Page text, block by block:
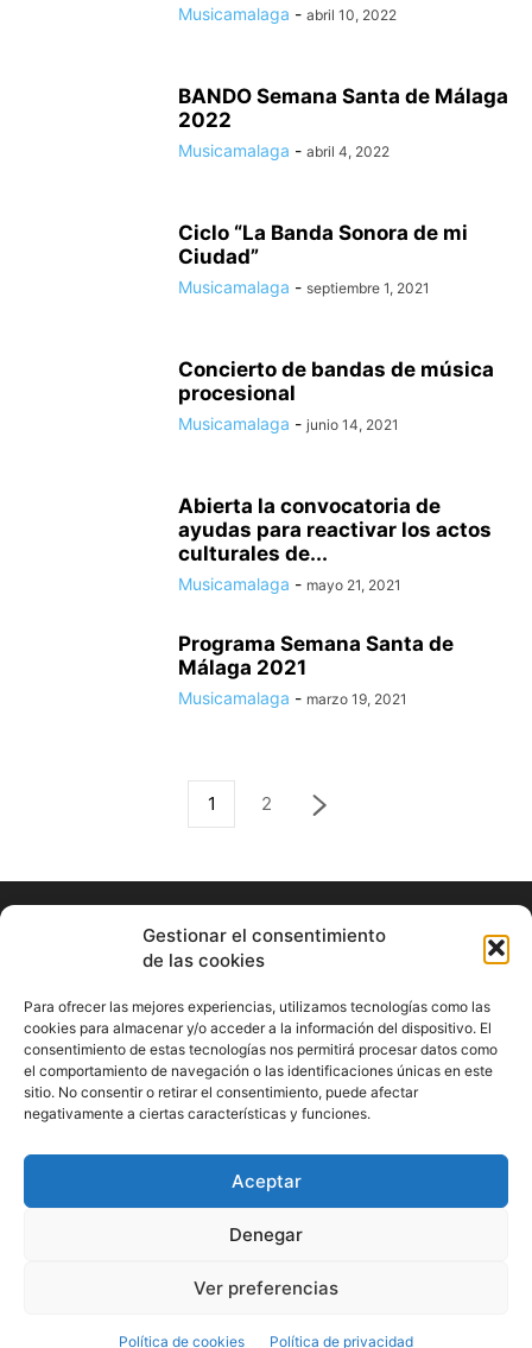
Gestionar el consentimiento
de las cookies
Para ofrecer las mejores experiencias, utilizamos tecnologías como las
cookies para almacenar y/o acceder a la información del dispositivo. El
consentimiento de estas tecnologías nos permitirá procesar datos como
el comportamiento de navegación o las identificaciones únicas en este
sitio. No consentir o retirar el consentimiento, puede afectar
negativamente a ciertas características y funciones.
Aceptar
Denegar
Ver preferencias
Política de cookies Política de privacidad
Musicamalaga - abril 10, 2022
BANDO Semana Santa de Málaga
2022
Musicamalaga - abril 4, 2022
Ciclo “La Banda Sonora de mi
Ciudad”
Musicamalaga - septiembre 1, 2021
Concierto de bandas de música
procesional
Musicamalaga - junio 14, 2021
Abierta la convocatoria de
ayudas para reactivar los actos
culturales de...
Musicamalaga - mayo 21, 2021
Programa Semana Santa de
Málaga 2021
Musicamalaga - marzo 19, 2021
1 2
ABOUT US
Información Cultural de Málaga y otros de interés general
Contact us:musicamalaga55@gmail.com
FOLLOW US
© Musicamalaga